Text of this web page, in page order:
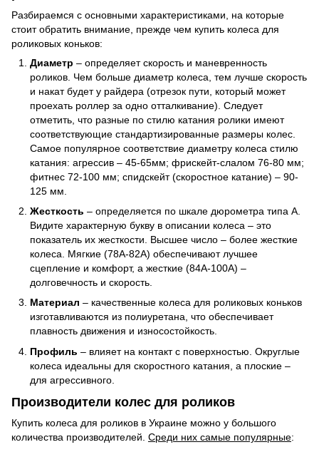
Разбираемся с основными характеристиками, на которые
стоит обратить внимание, прежде чем купить колеса для
роликовых коньков:
Диаметр – определяет скорость и маневренность
роликов. Чем больше диаметр колеса, тем лучше скорость
и накат будет у райдера (отрезок пути, который может
проехать роллер за одно отталкивание). Следует
отметить, что разные по стилю катания ролики имеют
соответствующие стандартизированные размеры колес.
Самое популярное соответствие диаметру колеса стилю
катания: агрессив – 45-65мм; фрискейт-слалом 76-80 мм;
фитнес 72-100 мм; спидскейт (скоростное катание) – 90-
125 мм.
Жесткость – определяется по шкале дюрометра типа A.
Видите характерную букву в описании колеса – это
показатель их жесткости. Высшее число – более жесткие
колеса. Мягкие (78А-82А) обеспечивают лучшее
сцепление и комфорт, а жесткие (84А-100А) –
долговечность и скорость.
Материал – качественные колеса для роликовых коньков
изготавливаются из полиуретана, что обеспечивает
плавность движения и износостойкость.
Профиль – влияет на контакт с поверхностью. Округлые
колеса идеальны для скоростного катания, а плоские –
для агрессивного.
Производители колес для роликов
Купить колеса для роликов в Украине можно у большого
количества производителей. Среди них самые популярные: